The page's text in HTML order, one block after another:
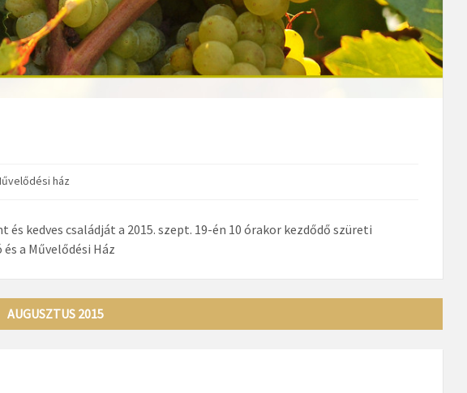
ház
kedves családját a 2015. szept. 19-én 10 órakor kezdődő szüreti
a Művelődési Ház
AUGUSZTUS 2015